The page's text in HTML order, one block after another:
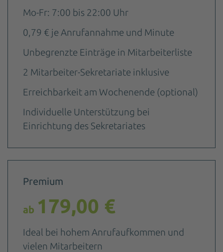
Mo-Fr: 7:00 bis 22:00 Uhr
0,79 € je Anrufannahme und Minute
Unbegrenzte Einträge in Mitarbeiterliste
2 Mitarbeiter-Sekretariate inklusive
Erreichbarkeit am Wochenende (optional)
Individuelle Unterstützung bei
Einrichtung des Sekretariates
Premium
ab 179,00 €
Ideal bei hohem Anrufaufkommen und
vielen Mitarbeitern